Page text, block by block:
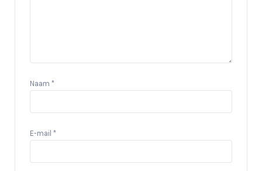
Naam *
E-mail *